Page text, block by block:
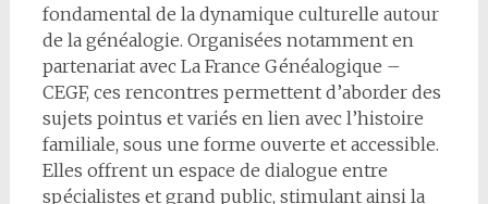
fondamental de la dynamique culturelle autour
de la généalogie. Organisées notamment en
partenariat avec La France Généalogique –
CEGF, ces rencontres permettent d’aborder des
sujets pointus et variés en lien avec l’histoire
familiale, sous une forme ouverte et accessible.
Elles offrent un espace de dialogue entre
spécialistes et grand public, stimulant ainsi la